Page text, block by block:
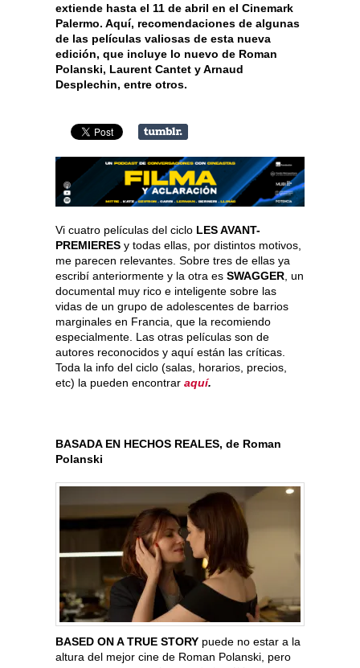
extiende hasta el 11 de abril en el Cinemark
Palermo. Aquí, recomendaciones de algunas
de las películas valiosas de esta nueva
edición, que incluye lo nuevo de Roman
Polanski, Laurent Cantet y Arnaud
Desplechin, entre otros.
Vi cuatro películas del ciclo LES AVANT-
PREMIERES y todas ellas, por distintos motivos,
me parecen relevantes. Sobre tres de ellas ya
escribí anteriormente y la otra es SWAGGER , un
documental muy rico e inteligente sobre las
vidas de un grupo de adolescentes de barrios
marginales en Francia, que la recomiendo
especialmente. Las otras películas son de
autores reconocidos y aquí están las críticas.
Toda la info del ciclo (salas, horarios, precios,
etc) la pueden encontrar aquí.
BASADA EN HECHOS REALES, de Roman
Polanski
BASED ON A TRUE STORY puede no estar a la
altura del mejor cine de Roman Polanski, pero